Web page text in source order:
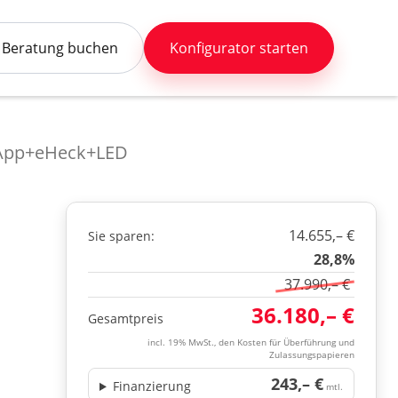
Beratung buchen Konfigurator starten
Sie sparen:
14.655,– €
28,8%
37.990,– €
Gesamtpreis 36.180,– €
incl. 19% MwSt., den Kosten für Überführung und
Zulassungspapieren
243,– € mtl.
Finanzierung